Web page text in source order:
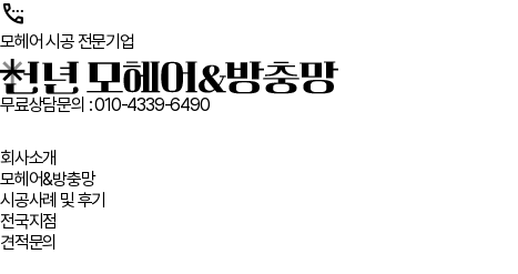
settings_phone
모헤어 시공 전문기업
무료상담문의 :010-4339-6490
회사소개
모헤어&방충망
시공사례 및 후기
전국지점
견적문의